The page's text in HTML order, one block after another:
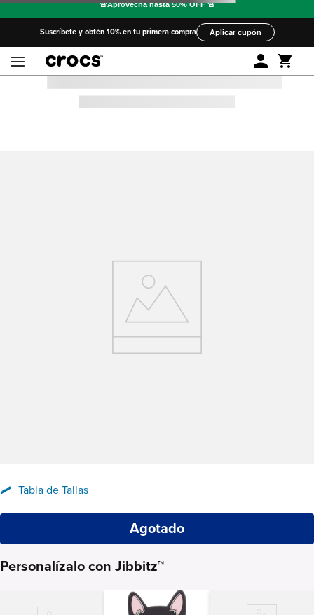
Suscríbete y obtén 10% en tu primera compra Aplicar cupón
Tabla de Tallas
Agotado
Personalízalo con Jibbitz™